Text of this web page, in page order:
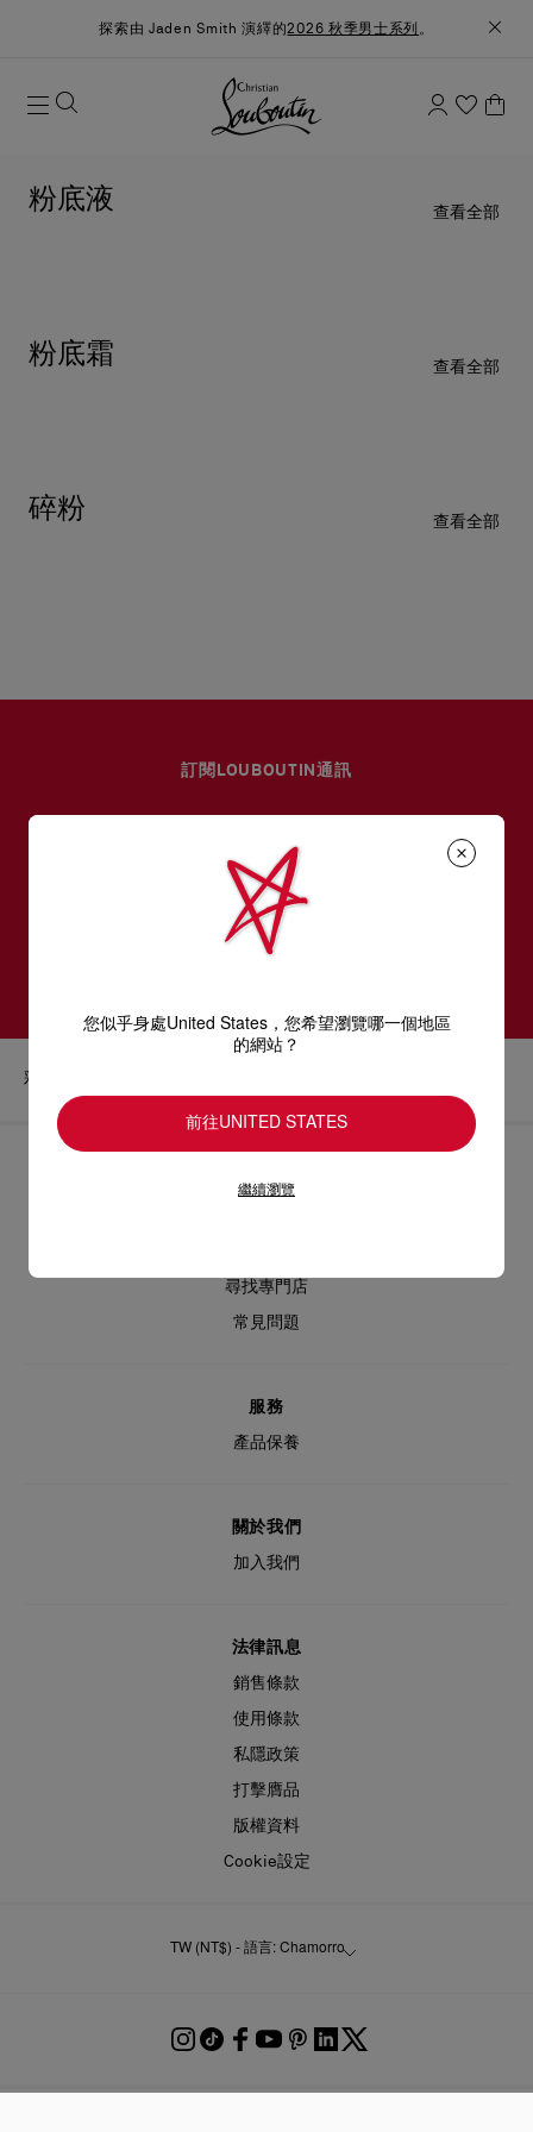
探索由 Jaden Smith 演繹的2026 秋季男士系列 。
粉底液 查看全部
粉底霜 查看全部
碎粉 查看全部
訂閱LOUBOUTIN通訊
男裝系列
訂閱
彩妝
尋找專門店
常見問題
服務
產品保養
關於我們
加入我們
法律訊息
銷售條款
使用條款
私隱政策
打擊膺品
版權資料
Cookie設定
TW (NT$) - 語言: Chamorro
您似乎身處United States，您希望瀏覽哪一個地區
的網站？
前往UNITED STATES
繼續瀏覽